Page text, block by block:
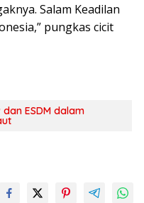
Salam Keadilan
pungkas cicit
dan ESDM dalam